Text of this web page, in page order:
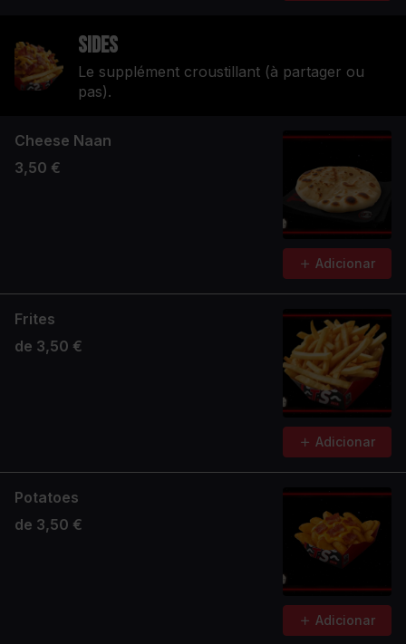
Sides
Le supplément croustillant (à partager ou
pas).
Cheese Naan
3,50 €
Adicionar
Frites
de 3,50 €
Adicionar
Potatoes
de 3,50 €
Adicionar